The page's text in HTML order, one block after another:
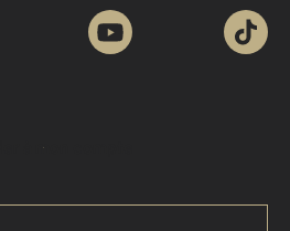
à mon compte